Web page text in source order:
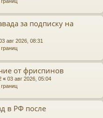
за подписку на
авг 2026, 08:31
от фриспинов
« 03 авг 2026, 05:04
в РФ после